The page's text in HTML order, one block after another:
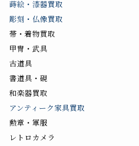
蒔絵・漆器買取
彫刻・仏像買取
帯・着物買取
甲冑・武具
古道具
書道具・硯
和楽器買取
アンティーク家具買取
勲章・軍服
レトロカメラ